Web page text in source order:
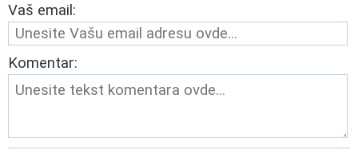
Vaš email:
Komentar: